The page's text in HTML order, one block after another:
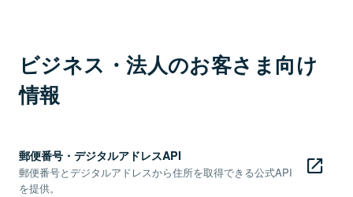
ビジネス・法人のお客さま向け
情報
郵便番号・デジタルアドレスAPI
郵便番号とデジタルアドレスから住所を取得できる公式API
を提供。